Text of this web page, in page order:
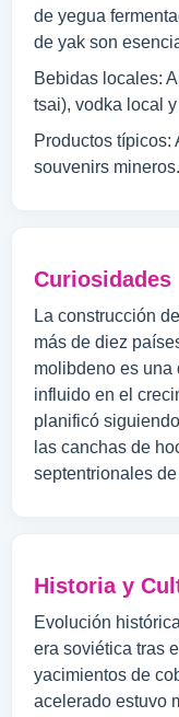
de yegua
de yak son
Bebidas locales:
tsai), vodka local
Productos típicos:
souvenirs mineros.
Curiosidades
La construcción
más de diez
molibdeno es una
influido en el
planificó
las canchas de
septentrionales de
Historia y
Evolución
era soviética tras
yacimientos de
acelerado estuvo